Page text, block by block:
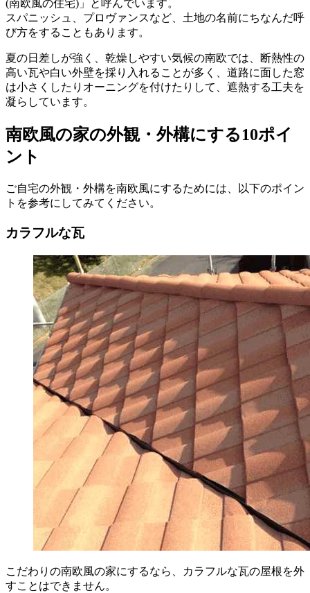
(南欧風の住宅)」と呼んでいます。
スパニッシュ、プロヴァンスなど、土地の名前にちなんだ呼
び方をすることもあります。
夏の日差しが強く、乾燥しやすい気候の南欧では、断熱性の
高い瓦や白い外壁を採り入れることが多く、道路に面した窓
は小さくしたりオーニングを付けたりして、遮熱する工夫を
凝らしています。
南欧風の家の外観・外構にする10ポイ
ント
ご自宅の外観・外構を南欧風にするためには、以下のポイン
トを参考にしてみてください。
カラフルな瓦
こだわりの南欧風の家にするなら、カラフルな瓦の屋根を外
すことはできません。